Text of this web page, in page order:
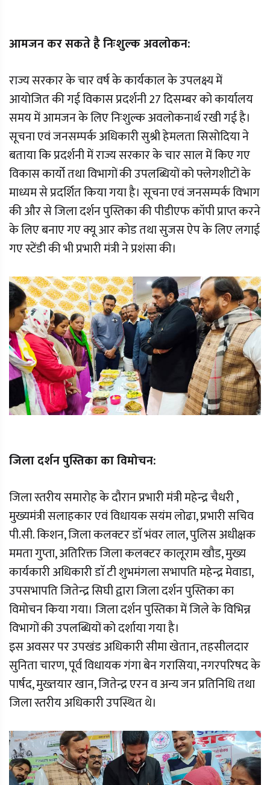
आमजन कर सकते है निःशुल्क अवलोकन:
राज्य सरकार के चार वर्ष के कार्यकाल के उपलक्ष्य में
आयोजित की गई विकास प्रदर्शनी 27 दिसम्बर को कार्यालय
समय में आमजन के लिए निःशुल्क अवलोकनार्थ रखी गई है।
सूचना एवं जनसम्पर्क अधिकारी सुश्री हेमलता सिसोदिया ने
बताया कि प्रदर्शनी में राज्य सरकार के चार साल में किए गए
विकास कार्यो तथा विभागों की उपलब्धियों को फ्लेगशीटों के
माध्यम से प्रदर्शित किया गया है। सूचना एवं जनसम्पर्क विभाग
की और से जिला दर्शन पुस्तिका की पीडीएफ कॉपी प्राप्त करने
के लिए बनाए गए क्यू आर कोड तथा सुजस ऐप के लिए लगाई
गए स्टेंडी की भी प्रभारी मंत्री ने प्रशंसा की।
जिला दर्शन पुस्तिका का विमोचन:
जिला स्तरीय समारोह के दौरान प्रभारी मंत्री महेन्द्र चैधरी ,
मुख्यमंत्री सलाहकार एवं विधायक सयंम लोढा, प्रभारी सचिव
पी.सी. किशन, जिला कलक्टर डाॅ भंवर लाल, पुलिस अधीक्षक
ममता गुप्ता, अतिरिक्त जिला कलक्टर कालूराम खौड, मुख्य
कार्यकारी अधिकारी डाॅ टी शुभमंगला सभापति महेन्द्र मेवाडा,
उपसभापति जितेन्द्र सिघी द्वारा जिला दर्शन पुस्तिका का
विमोचन किया गया। जिला दर्शन पुस्तिका में जिले के विभिन्न
विभागों की उपलब्धियों को दर्शाया गया है।
इस अवसर पर उपखंड अधिकारी सीमा खेतान, तहसीलदार
सुनिता चारण, पूर्व विधायक गंगा बेन गरासिया, नगरपरिषद के
पार्षद, मुख्तयार खान, जितेन्द्र एरन व अन्य जन प्रतिनिधि तथा
जिला स्तरीय अधिकारी उपस्थित थे।